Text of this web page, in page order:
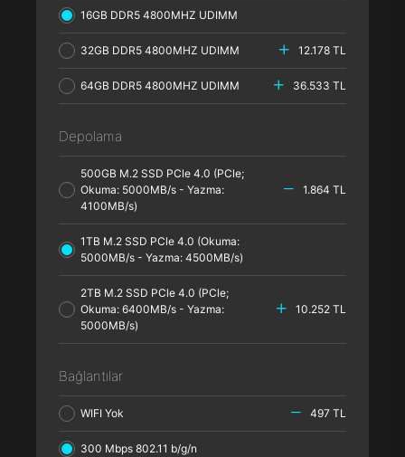
16GB DDR5 4800MHZ UDIMM
32GB DDR5 4800MHZ UDIMM 12.178 TL
64GB DDR5 4800MHZ UDIMM 36.533 TL
Depolama
500GB M.2 SSD PCle 4.0 (PCle;
Okuma: 5000MB/s - Yazma:
4100MB/s)
1.864 TL
1TB M.2 SSD PCle 4.0 (Okuma:
5000MB/s - Yazma: 4500MB/s)
2TB M.2 SSD PCle 4.0 (PCle;
Okuma: 6400MB/s - Yazma:
5000MB/s)
10.252 TL
Bağlantılar
WIFI Yok 497 TL
300 Mbps 802.11 b/g/n